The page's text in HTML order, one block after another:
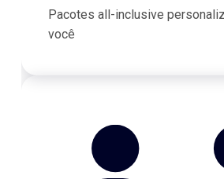
Pacotes all-inclusive
você